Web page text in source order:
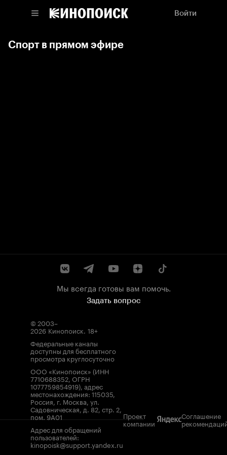
Войти
Спорт в прямом эфире
Мы всегда готовы вам помочь.
Задать вопрос
© 2003–
2026 Кинопоиск. 18+
Федеральные каналы
доступны для бесплатного
просмотра круглосуточно
ООО «Кинопоиск» (ИНН
7710688352, ОГРН
1077759854919), адрес
местонахождения: 115035,
Россия, г. Москва, ул.
Садовническая, д. 82, стр. 2,
пом. 9А01
Адрес для обращений
пользователей:
kinopoisk@support.yandex.ru
Проект
компании
Соглашение